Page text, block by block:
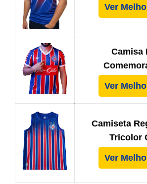
Ver
Camisa
Ver
Camiseta
Tricolor
Ver